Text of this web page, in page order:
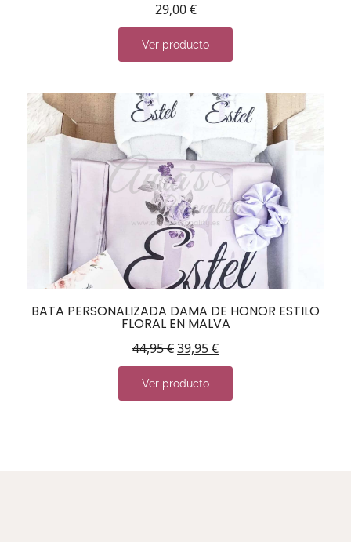
29,00€
Ver producto
BATA PERSONALIZADA DAMA DE HONOR ESTILO
FLORAL EN MALVA
44,95€39,95€
Ver producto